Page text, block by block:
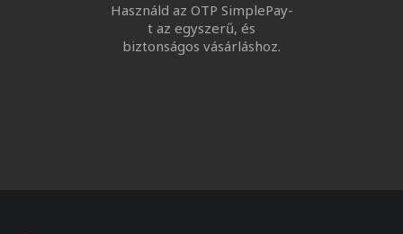
Használd az OTP SimplePay-
t az egyszerű, és
biztonságos vásárláshoz.